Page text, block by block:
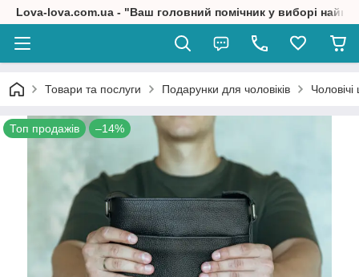
Lova-lova.com.ua - "Ваш головний помічник у виборі
Товари та послуги Подарунки для чоловіків Чоловічі
Топ продажів –14%